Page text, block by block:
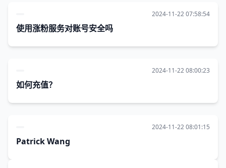
2024-11-22 07:58:54
使用涨粉服务对账号安全吗
2024-11-22 08:00:23
如何充值？
2024-11-22 08:01:15
Patrick Wang